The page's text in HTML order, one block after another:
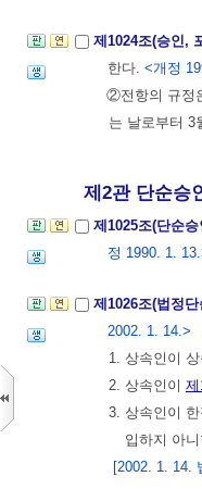
제1024조(승인,
한다. <개정
②전항의 규정
는 날로부터 3
제2관 단순승
제1025조(단순
정 1990. 1.
제1026조(법정
2002. 1. 14.>
1. 상속인이
2. 상속인이
3. 상속인이
입하지 아
[2002. 1. 14.